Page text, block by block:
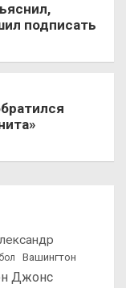
подписать
Вашингтон
Джонс